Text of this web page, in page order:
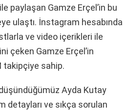
paylaşan Gamze Erçel’in bu
ulaştı. İnstagram hesabında
ve video içerikleri ile
çeken Gamze Erçel’in
takipçiye sahip.
Ayda Kutay
detayları ve sıkça sorulan